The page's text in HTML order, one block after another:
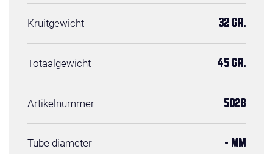
Kruitgewicht 32 GR.
Totaalgewicht 45 GR.
Artikelnummer 5028
Tube diameter - MM